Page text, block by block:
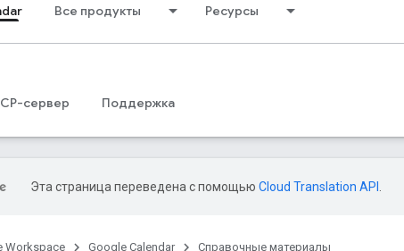
Все продукты Ресурсы
сервер Поддержка
Эта страница переведена с помощью Cloud Translation API
Workspace Google Calendar Справочные материалы